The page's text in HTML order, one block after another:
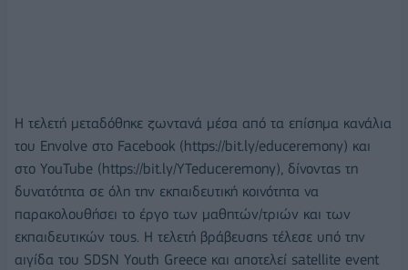
Η τελετή μεταδόθηκε ζωντανά μέσα από τα επίσημα κανάλια
του Envolve στο Facebook (https://bit.ly/educeremony) και
στο YouTube (https://bit.ly/YTeduceremony), δίνοντας τη
δυνατότητα σε όλη την εκπαιδευτική κοινότητα να
παρακολουθήσει το έργο των μαθητών/τριών και των
εκπαιδευτικών τους. Η τελετή βράβευσης τέλεσε υπό την
αιγίδα του SDSN Youth Greece και αποτελεί satellite event